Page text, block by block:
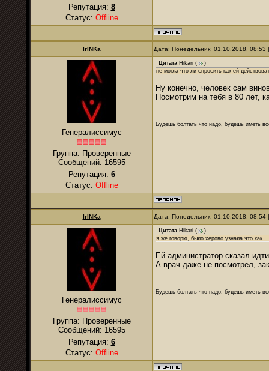
Репутация: 8
Статус: Offline
IrINKa Дата: Понедельник, 01.10.2018,
Генералиссимус
Группа: Проверенные
Сообщений: 16595
Репутация: 6
Статус: Offline
Цитата Hikari (
)
не могла что ли спросить как ей
Ну конечно, человек сам
Посмотрим на тебя в 80 лет,
Будешь болтать что надо, будешь иметь
IrINKa Дата: Понедельник, 01.10.2018,
Генералиссимус
Группа: Проверенные
Сообщений: 16595
Репутация: 6
Статус: Offline
Цитата Hikari (
)
я же говорю, было херово узнала что как
Ей администратор сказал
А врач даже не посмотрел,
Будешь болтать что надо, будешь иметь